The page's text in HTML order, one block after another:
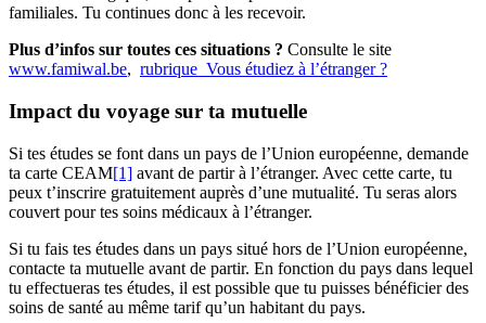
familiales. Tu continues donc à les recevoir.
Plus d’infos sur toutes ces situations ? Consulte le site
www.famiwal.be, rubrique Vous étudiez à l’étranger ?
Impact du voyage sur ta mutuelle
Si tes études se font dans un pays de l’Union européenne, demande
ta carte CEAM[1] avant de partir à l’étranger. Avec cette carte, tu
peux t’inscrire gratuitement auprès d’une mutualité. Tu seras alors
couvert pour tes soins médicaux à l’étranger.
Si tu fais tes études dans un pays situé hors de l’Union européenne,
contacte ta mutuelle avant de partir. En fonction du pays dans lequel
tu effectueras tes études, il est possible que tu puisses bénéficier des
soins de santé au même tarif qu’un habitant du pays.